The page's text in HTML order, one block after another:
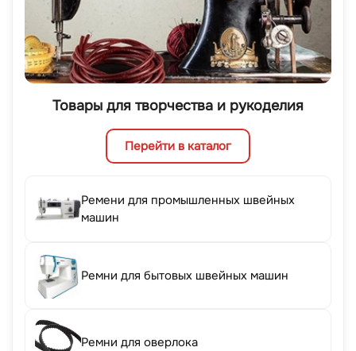
Товары для творчества и рукоделия
Перейти в каталог
Ремени для промышленных швейных
машин
Ремни для бытовых швейных машин
Ремни для оверлока